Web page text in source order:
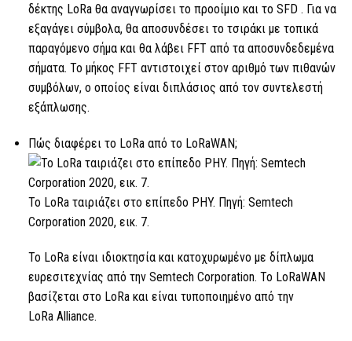
δέκτης LoRaθα αναγνωρίσει το προοίμιο και το SFD. Για να
εξαγάγει σύμβολα, θα αποσυνδέσει το τσιράκι με τοπικά
παραγόμενο σήμα και θα λάβει FFTαπό τα αποσυνδεδεμένα
σήματα. Το μήκος FFTαντιστοιχεί στον αριθμό των πιθανών
συμβόλων, ο οποίος είναι διπλάσιος από τον συντελεστή
εξάπλωσης.
Πώς διαφέρει το LoRaαπό το LoRaWAN;
Το LoRaταιριάζει στο επίπεδο PHY. Πηγή: Semtech
Corporation 2020, εικ. 7.
Το LoRaείναι ιδιοκτησία και κατοχυρωμένο με δίπλωμα
ευρεσιτεχνίας από την Semtech Corporation. Το LoRaWAN
βασίζεται στο LoRaκαι είναι τυποποιημένο από την
LoRaAlliance.